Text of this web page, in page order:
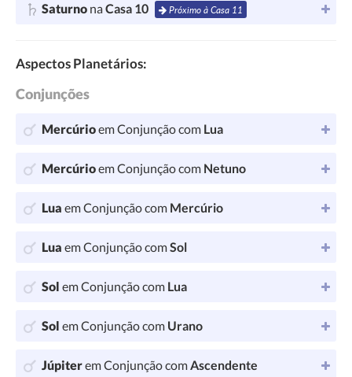
Saturno naCasa 10 Próximo à Casa 11
Aspectos Planetários:
Conjunções
Mercúrioem Conjunção com Lua
Mercúrioem Conjunção com Netuno
Lua em Conjunção com Mercúrio
Lua em Conjunção comSol
Sol em Conjunção com Lua
Sol em Conjunção com Urano
Júpiterem Conjunção comAscendente